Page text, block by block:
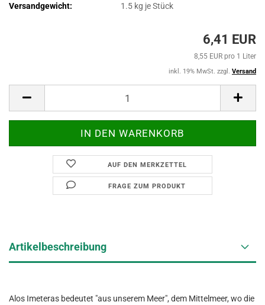
Versandgewicht:
1.5 kg je Stück
6,41 EUR
8,55 EUR pro 1 Liter
inkl. 19% MwSt. zzgl. Versand
AUF DEN MERKZETTEL
FRAGE ZUM PRODUKT
Artikelbeschreibung
Alos Imeteras bedeutet "aus unserem Meer", dem Mittelmeer, wo die